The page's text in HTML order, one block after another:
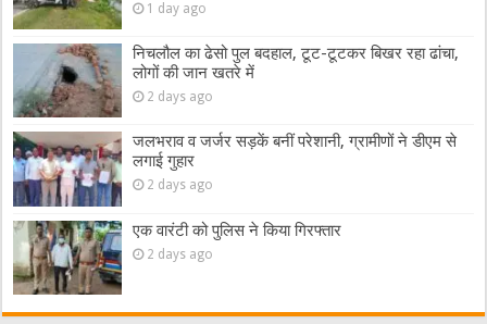
1 day ago
निचलौल का ढेसो पुल बदहाल, टूट-टूटकर बिखर रहा ढांचा,
लोगों की जान खतरे में
2 days ago
जलभराव व जर्जर सड़कें बनीं परेशानी, ग्रामीणों ने डीएम से
लगाई गुहार
2 days ago
एक वारंटी को पुलिस ने किया गिरफ्तार
2 days ago